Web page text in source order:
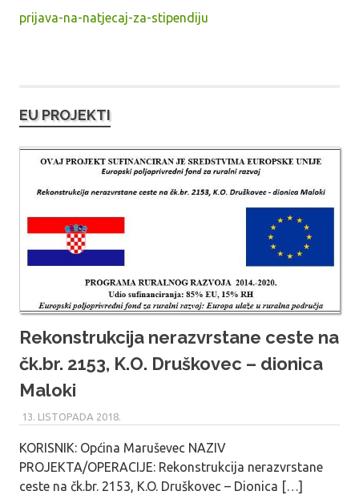
prijava-na-natjecaj-za-stipendiju
EU PROJEKTI
Rekonstrukcija nerazvrstane ceste na
čk.br. 2153, K.O. Druškovec – dionica
Maloki
13. LISTOPADA 2018.
KORISNIK: Općina Maruševec NAZIV
PROJEKTA/OPERACIJE: Rekonstrukcija nerazvrstane
ceste na čk.br. 2153, K.O. Druškovec – Dionica […]